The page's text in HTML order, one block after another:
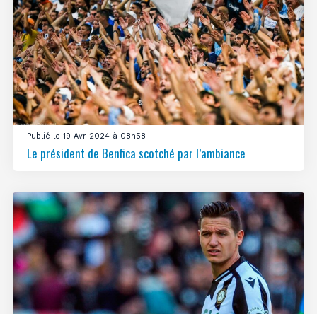
Publié le 19 Avr 2024 à 08h58
Le président de Benfica scotché par l’ambiance